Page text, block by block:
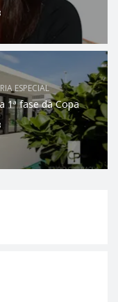
ESPECIAL
1ª fase da Copa